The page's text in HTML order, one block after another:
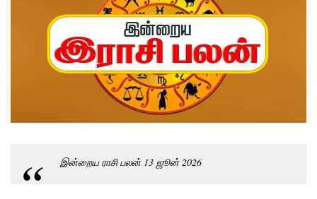
இன்றைய ராசி பலன் 13 ஜூன் 2026